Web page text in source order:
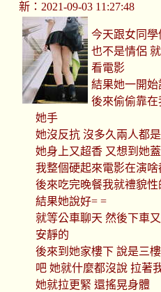
新：2021-09-03 11:27:48
今天跟女同學
也不是情侶
看電影
結果她一開
後來偷偷靠
她手
她沒反抗 沒多久兩人都
她身上又超香 又想到她
我整個硬起來電影在演啥
後來吃完晚餐我就禮貌
結果她說好= =
就等公車聊天 然後下車
安靜的
後來到她家樓下 說是三
吧 她就什麼都沒說 拉著
她就拉更緊 還搖晃身體